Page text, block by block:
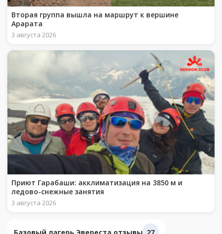
Вторая группа вышла на маршрут к вершине
Арарата
3 августа 2026
Приют Гарабаши: акклиматизация на 3850 м и
ледово-снежные занятия
3 августа 2026